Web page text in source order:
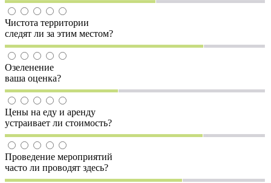
Чистота территории
следят ли за этим местом?
Озеленение
ваша оценка?
Цены на еду и аренду
устраивает ли стоимость?
Проведение мероприятий
часто ли проводят здесь?